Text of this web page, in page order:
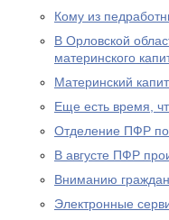
Кому из
В Орловской
материнского
Материнский
Еще есть время,
Отделение ПФР по
В августе ПФР
Вниманию
Электронные